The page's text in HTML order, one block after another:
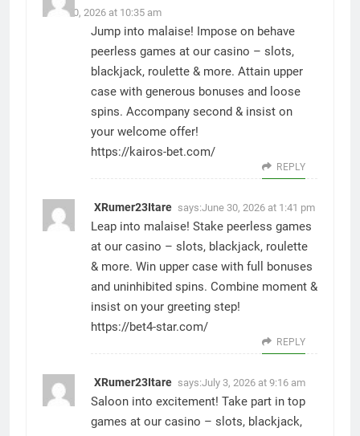
June 30, 2026 at 10:35 am
Jump into malaise! Impose on behave
peerless games at our casino – slots,
blackjack, roulette & more. Attain upper
case with generous bonuses and loose
spins. Accompany second & insist on
your welcome offer!
https://kairos-bet.com/
REPLY
XRumer23Itare says:June 30, 2026 at 1:41 pm
Leap into malaise! Stake peerless games
at our casino – slots, blackjack, roulette
& more. Win upper case with full bonuses
and uninhibited spins. Combine moment &
insist on your greeting step!
https://bet4-star.com/
REPLY
XRumer23Itare says:July 3, 2026 at 9:16 am
Saloon into excitement! Take part in top
games at our casino – slots, blackjack,